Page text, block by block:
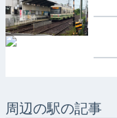
周辺の駅の記事